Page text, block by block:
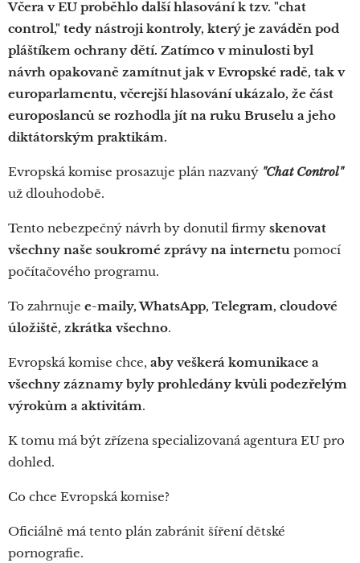
Včera v EU proběhlo další hlasování k tzv. "chat
control," tedy nástroji kontroly, který je zaváděn pod
pláštíkem ochrany dětí. Zatímco v minulosti byl
návrh opakovaně zamítnut jak v Evropské radě, tak v
europarlamentu, včerejší hlasování ukázalo, že část
europoslanců se rozhodla jít na ruku Bruselu a jeho
diktátorským praktikám.
Evropská komise prosazuje plán nazvaný "Chat Control"
už dlouhodobě.
Tento nebezpečný návrh by donutil firmy skenovat
všechny naše soukromé zprávy na internetu pomocí
počítačového programu.
To zahrnuje e-maily, WhatsApp, Telegram, cloudové
úložiště, zkrátka všechno.
Evropská komise chce, aby veškerá komunikace a
všechny záznamy byly prohledány kvůli podezřelým
výrokům a aktivitám.
K tomu má být zřízena specializovaná agentura EU pro
dohled.
Co chce Evropská komise?
Oficiálně má tento plán zabránit šíření dětské
pornografie.